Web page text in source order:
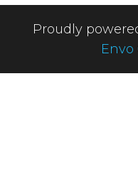
Proudly